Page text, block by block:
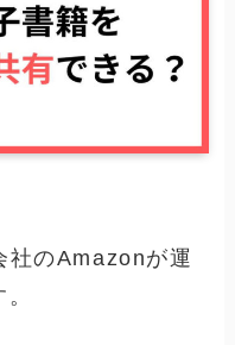
社のAmazonが運